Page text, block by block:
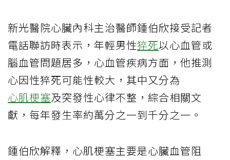
新光醫院心臟內科主治醫師鍾伯欣接受記者
電話聯訪時表示，年輕男性猝死以心血管或
腦血管問題居多，心血管疾病方面，他推測
心因性猝死可能性較大，其中又分為
心肌梗塞及突發性心律不整，綜合相關文
獻，每年發生率約萬分之一到千分之一。
鍾伯欣解釋，心肌梗塞主要是心臟血管阻